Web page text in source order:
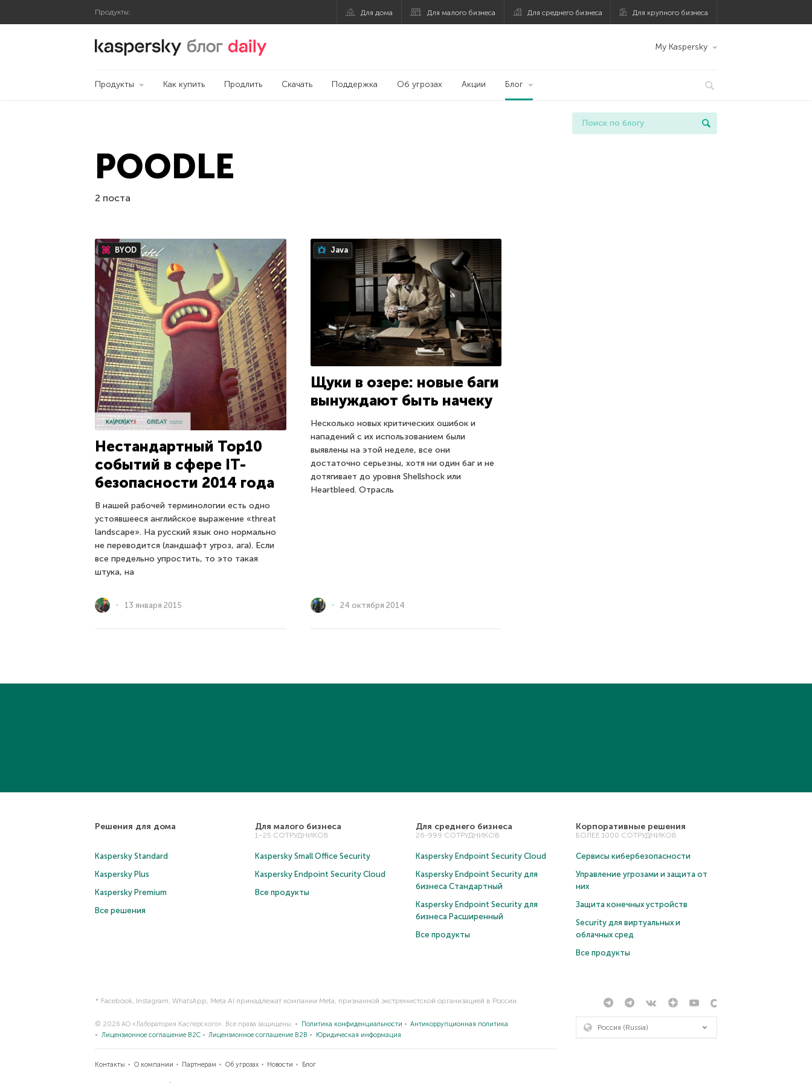
Продукты: Для дома Для малого бизнеса Для среднего бизнеса Для крупного бизнеса
Блог Касперского My Kaspersky
Продукты Как купить Продлить Скачать Поддержка Об угрозах Акции Блог
POODLE
2 поста
BYOD
Нестандартный Top10
событий в сфере IT-
безопасности 2014 года
В нашей рабочей терминологии есть одно
устоявшееся английское выражение «threat
landscape». На русский язык оно нормально
не переводится (ландшафт угроз, ага). Если
все предельно упростить, то это такая
штука, на
13 января 2015
Java
Щуки в озере: новые баги
вынуждают быть начеку
Несколько новых критических ошибок и
нападений с их использованием были
выявлены на этой неделе, все они
достаточно серьезны, хотя ни один баг и не
дотягивает до уровня Shellshock или
Heartbleed. Отрасль
24 октября 2014
Решения для дома
Kaspersky Standard
Kaspersky Plus
Kaspersky Premium
Все решения
Для малого бизнеса
1–25 СОТРУДНИКОВ
Kaspersky Small Office Security
Kaspersky Endpoint Security Cloud
Все продукты
Для среднего бизнеса
26-999 СОТРУДНИКОВ
Kaspersky Endpoint Security Cloud
Kaspersky Endpoint Security для
бизнеса Cтандартный
Kaspersky Endpoint Security для
бизнеса Расширенный
Все продукты
Корпоративные решения
БОЛЕЕ 1000 СОТРУДНИКОВ
Сервисы кибербезопасности
Управление угрозами и защита от
них
Защита конечных устройств
Security для виртуальных и
облачных сред
Все продукты
* Facebook, Instagram, WhatsApp, Meta AI принадлежат компании Meta, признанной экстремистской организацией в России.
© 2026 АО «Лаборатория Касперского». Все права защищены. Политика конфиденциальности
Антикоррупционная политика
Лицензионное соглашение B2C
Лицензионное соглашение B2B Юридическая информация
Контакты О компании Партнерам Об угрозах Новости Блог
Россия (Russia)